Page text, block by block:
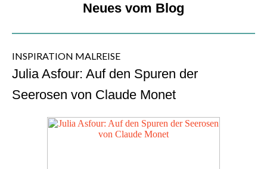
Neues vom Blog
INSPIRATION MALREISE
Julia Asfour: Auf den Spuren der
Seerosen von Claude Monet